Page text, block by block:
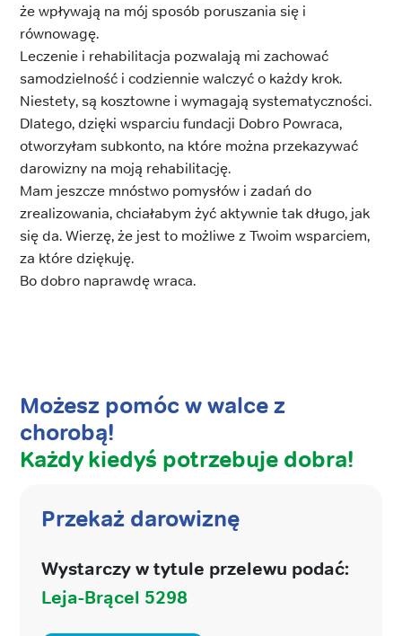
że wpływają na mój sposób poruszania się i
równowagę.
Leczenie i rehabilitacja pozwalają mi zachować
samodzielność i codziennie walczyć o każdy krok.
Niestety, są kosztowne i wymagają systematyczności.
Dlatego, dzięki wsparciu fundacji Dobro Powraca,
otworzyłam subkonto, na które można przekazywać
darowizny na moją rehabilitację.
Mam jeszcze mnóstwo pomysłów i zadań do
zrealizowania, chciałabym żyć aktywnie tak długo, jak
się da. Wierzę, że jest to możliwe z Twoim wsparciem,
za które dziękuję.
Bo dobro naprawdę wraca.
Możesz pomóc w walce z
chorobą!
Każdy kiedyś potrzebuje dobra!
Przekaż darowiznę
Wystarczy w tytule przelewu podać:
Leja-Brącel 5298